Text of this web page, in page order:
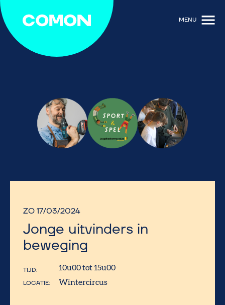
MENU
ZO 17/03/2024
Jonge uitvinders in
beweging
TIJD 10u00 tot 15u00
LOCATIE Wintercircus